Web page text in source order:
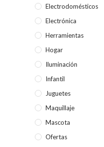
Electrodomésticos
Electrónica
Herramientas
Hogar
Iluminación
Infantil
Juguetes
Maquillaje
Mascota
Ofertas